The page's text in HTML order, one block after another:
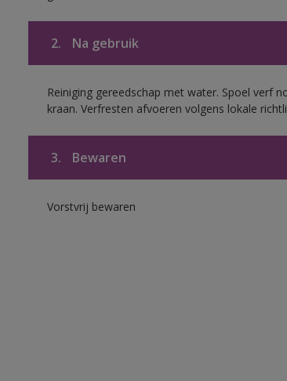
2. Na gebruik
Reiniging gereedschap met water. Spoel verf
kraan. Verfresten afvoeren volgens lokale
3. Bewaren
Vorstvrij bewaren